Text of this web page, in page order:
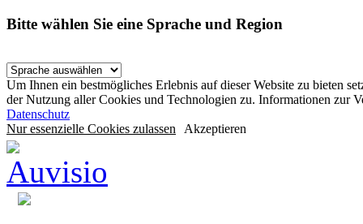
Bitte wählen Sie eine Sprache und Region
Um Ihnen ein bestmögliches Erlebnis auf dieser Website zu bieten
der Nutzung aller Cookies und Technologien zu. Informationen zur
Datenschutz
Nur essenzielle Cookies zulassen Akzeptieren